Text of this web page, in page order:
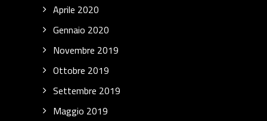
Aprile 2020
Gennaio 2020
Novembre 2019
Ottobre 2019
Settembre 2019
Maggio 2019